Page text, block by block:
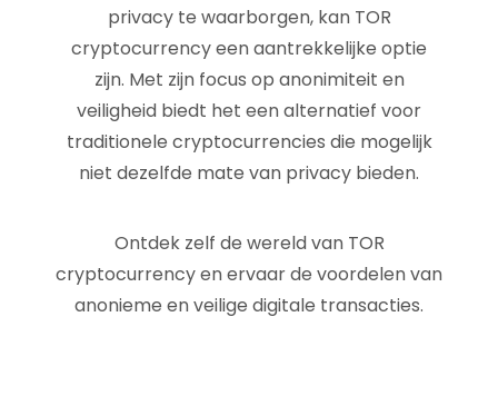
privacy te waarborgen, kan TOR
cryptocurrency een aantrekkelijke optie
zijn. Met zijn focus op anonimiteit en
veiligheid biedt het een alternatief voor
traditionele cryptocurrencies die mogelijk
niet dezelfde mate van privacy bieden.
Ontdek zelf de wereld van TOR
cryptocurrency en ervaar de voordelen van
anonieme en veilige digitale transacties.